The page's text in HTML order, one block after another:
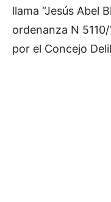
llama “Jesús Abel
ordenanza N
por el Concejo